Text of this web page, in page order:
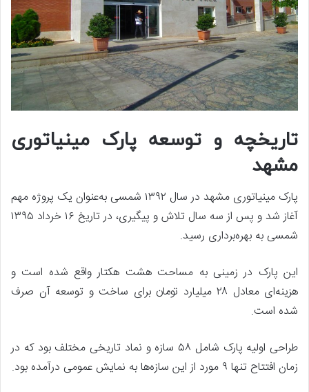
تاریخچه و توسعه پارک مینیاتوری
مشهد
پارک مینیاتوری مشهد در سال ۱۳۹۲ شمسی به‌عنوان یک پروژه مهم
آغاز شد و پس از سه سال تلاش و پیگیری، در تاریخ ۱۶ خرداد ۱۳۹۵
شمسی به بهره‌برداری رسید.
این پارک در زمینی به مساحت هشت هکتار واقع شده است و
هزینه‌ای معادل ۲۸ میلیارد تومان برای ساخت و توسعه آن صرف
شده است.
طراحی اولیه پارک شامل ۵۸ سازه و نماد تاریخی مختلف بود که در
زمان افتتاح تنها ۹ مورد از این سازه‌ها به نمایش عمومی درآمده بود.